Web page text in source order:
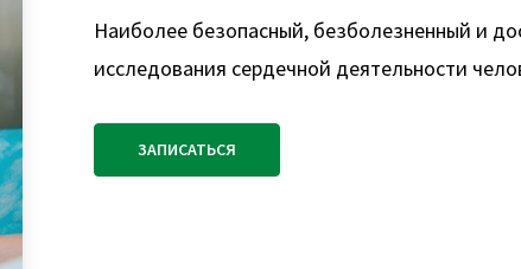
Наиболее безопасный, безболезненный и
исследования сердечной деятельности
ЗАПИСАТЬСЯ